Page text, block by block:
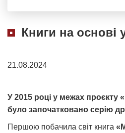
Книги на основі
21.08.2024
У 2015 році у межах проєкту
було започатковано серію
Першою побачила світ книга